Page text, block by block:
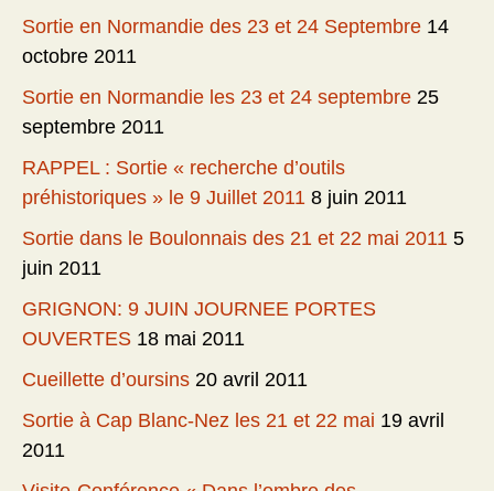
Sortie en Normandie des 23 et 24 Septembre 14
octobre 2011
Sortie en Normandie les 23 et 24 septembre 25
septembre 2011
RAPPEL : Sortie « recherche d’outils
préhistoriques » le 9 Juillet 2011 8 juin 2011
Sortie dans le Boulonnais des 21 et 22 mai 2011 5
juin 2011
GRIGNON: 9 JUIN JOURNEE PORTES
OUVERTES 18 mai 2011
Cueillette d’oursins 20 avril 2011
Sortie à Cap Blanc-Nez les 21 et 22 mai 19 avril
2011